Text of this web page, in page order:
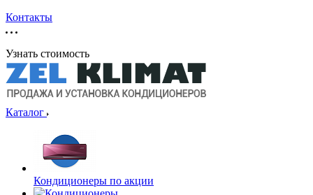
Контакты
Узнать стоимость
Каталог
Кондиционеры по акции